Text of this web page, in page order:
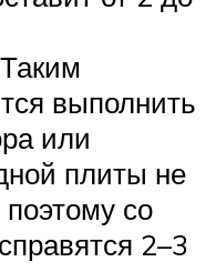
выполнить
или
плиты не
со
2–3